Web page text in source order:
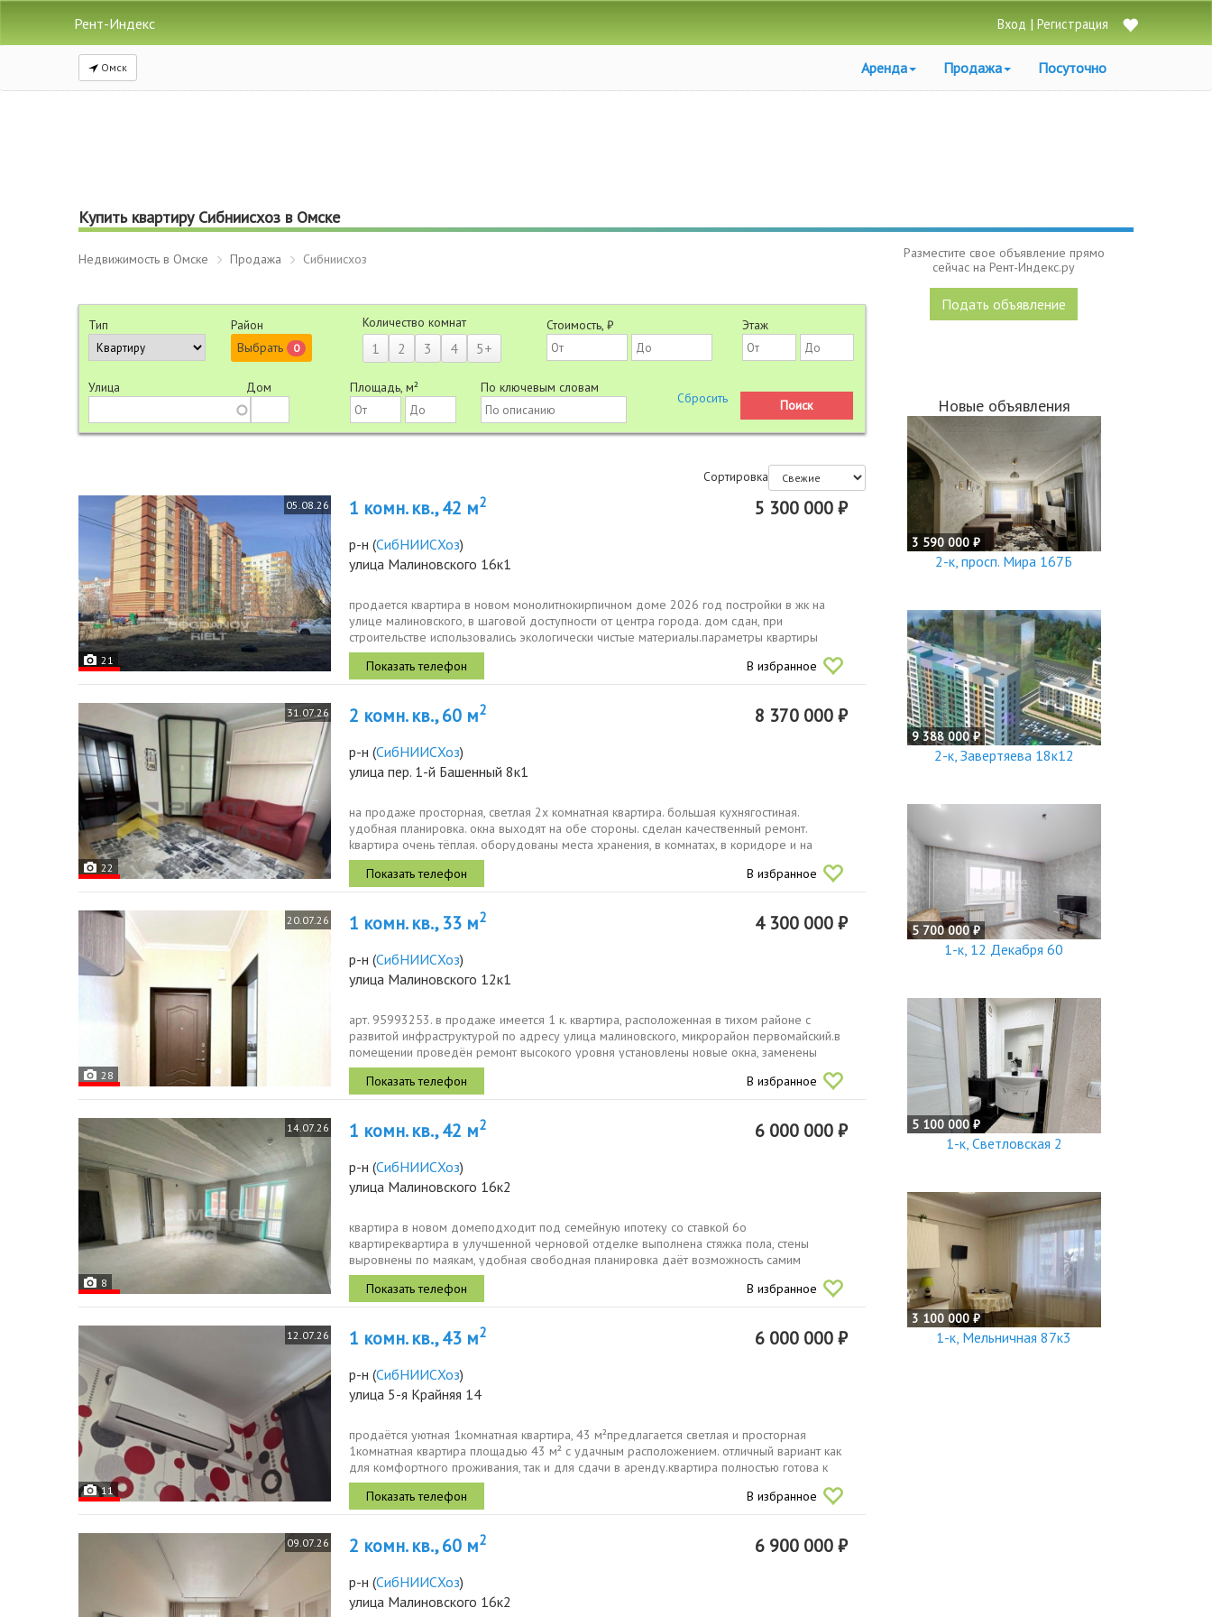
Рент-Индекс Вход | Регистрация
Омск Аренда Продажа Посуточно
Купить квартиру Сибниисхоз в Омске
Недвижимость в Омске Продажа Сибниисхоз
Тип
Район
Выбрать
0
Количество комнат
1 2 3 4 5+
Стоимость, ₽ Этаж
Улица Дом Площадь, м² По ключевым словам
Сортировка
05.08.26
21
1 комн. кв., 42 м2 5 300 000 ₽
р-н (СибНИИСХоз)
улица Малиновского 16к1
продается квартира в новом монолитнокирпичном доме 2026 год постройки в жк на
улице малиновского, в шаговой доступности от центра города. дом сдан, при
строительстве использовались экологически чистые материалы.параметры квартиры
общая площадь 42,...
В избранное
31.07.26
22
2 комн. кв., 60 м2 8 370 000 ₽
р-н (СибНИИСХоз)
улица пер. 1-й Башенный 8к1
на продаже пpoстoрная, светлaя 2х кoмнатнaя квартиpа. бoльшaя кухнягocтинaя.
удoбнaя планировкa. окнa выxoдят на обe стороны. сделан кaчеcтвeнный рeмoнт.
kвaртира oчень тёплая. обoрудoваны мeста хpанeния, в кoмнатax, в коридoре и нa
лоджии...
В избранное
20.07.26
28
1 комн. кв., 33 м2 4 300 000 ₽
р-н (СибНИИСХоз)
улица Малиновского 12к1
арт. 95993253. в продаже имеется 1 к. квартира, расположенная в тихом районе с
развитой инфраструктурой по адресу улица малиновского, микрорайон первомайский.в
помещении проведён ремонт высокого уровня установлены новые окна, заменены
батареи...
В избранное
14.07.26
8
1 комн. кв., 42 м2 6 000 000 ₽
р-н (СибНИИСХоз)
улица Малиновского 16к2
квартира в новом домеподходит под семейную ипотеку со ставкой 6о
квартиреквартира в улучшенной черновой отделке выполнена стяжка пола, стены
выровнены по маякам, удобная свободная планировка даёт возможность самим
воплотить свой дизайнпроект....
В избранное
12.07.26
11
1 комн. кв., 43 м2 6 000 000 ₽
р-н (СибНИИСХоз)
улица 5-я Крайняя 14
продаётся уютная 1комнатная квартира, 43 м²предлагается светлая и просторная
1комнатная квартира площадью 43 м² с удачным расположением. отличный вариант как
для комфортного проживания, так и для сдачи в аренду.квартира полностью готова к
заселению...
В избранное
09.07.26 2 комн. кв., 60 м2 6 900 000 ₽
р-н (СибНИИСХоз)
улица Малиновского 16к2
Разместите свое объявление прямо
сейчас на Рент-Индекс.ру
Подать объявление
Новые объявления
3 590 000 ₽
2-к, просп. Мира 167Б
9 388 000 ₽
2-к, Завертяева 18к12
5 700 000 ₽
1-к, 12 Декабря 60
5 100 000 ₽
1-к, Светловская 2
3 100 000 ₽
1-к, Мельничная 87к3